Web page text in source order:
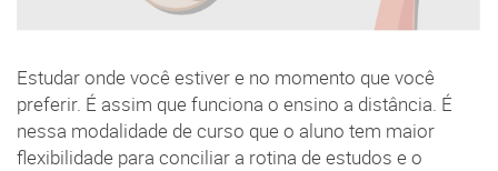
Estudar onde você estiver e no momento que você
preferir. É assim que funciona o ensino a distância. É
nessa modalidade de curso que o aluno tem maior
flexibilidade para conciliar a rotina de estudos e o